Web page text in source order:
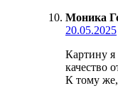
Моника
20.05.2025
Картину я
качество
К тому же,